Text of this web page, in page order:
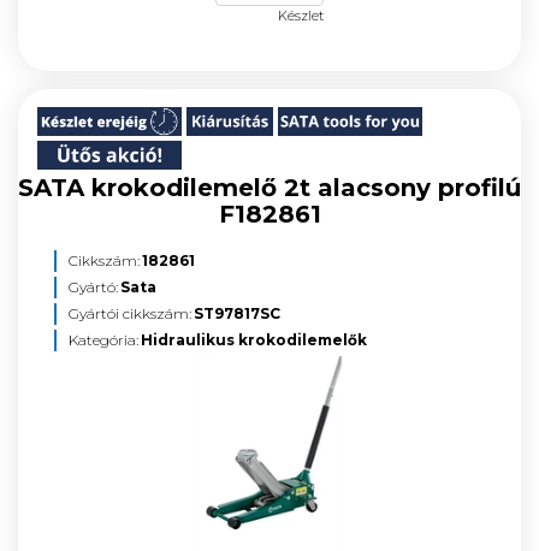
Készlet
SATA krokodilemelő 2t alacsony profilú
F182861
Cikkszám:182861
Gyártó: Sata
Gyártói cikkszám: ST97817SC
Kategória: Hidraulikus krokodilemelők